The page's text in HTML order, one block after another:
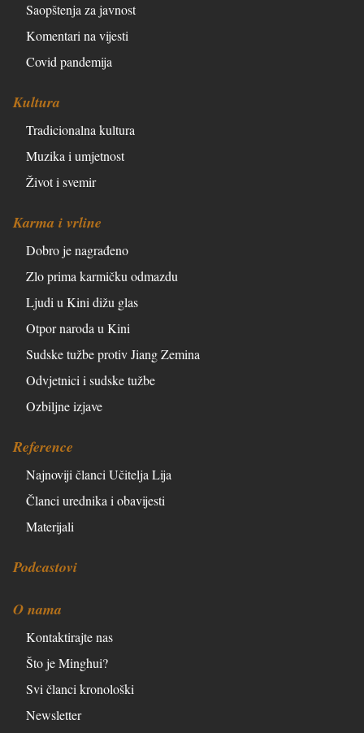
Saopštenja za javnost
Komentari na vijesti
Covid pandemija
Kultura
Tradicionalna kultura
Muzika i umjetnost
Život i svemir
Karma i vrline
Dobro je nagrađeno
Zlo prima karmičku odmazdu
Ljudi u Kini dižu glas
Otpor naroda u Kini
Sudske tužbe protiv Jiang Zemina
Odvjetnici i sudske tužbe
Ozbiljne izjave
Reference
Najnoviji članci Učitelja Lija
Članci urednika i obavijesti
Materijali
Podcastovi
O nama
Kontaktirajte nas
Što je Minghui?
Svi članci kronološki
Newsletter